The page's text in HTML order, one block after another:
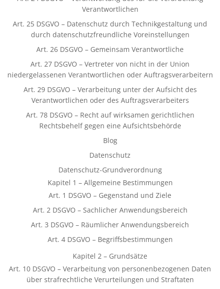
Verantwortlichen
Art. 25 DSGVO – Datenschutz durch Technikgestaltung und
durch datenschutzfreundliche Voreinstellungen
Art. 26 DSGVO – Gemeinsam Verantwortliche
Art. 27 DSGVO – Vertreter von nicht in der Union
niedergelassenen Verantwortlichen oder Auftragsverarbeitern
Art. 29 DSGVO – Verarbeitung unter der Aufsicht des
Verantwortlichen oder des Auftragsverarbeiters
Art. 78 DSGVO – Recht auf wirksamen gerichtlichen
Rechtsbehelf gegen eine Aufsichtsbehörde
Blog
Datenschutz
Datenschutz-Grundverordnung
Kapitel 1 – Allgemeine Bestimmungen
Art. 1 DSGVO – Gegenstand und Ziele
Art. 2 DSGVO – Sachlicher Anwendungsbereich
Art. 3 DSGVO – Räumlicher Anwendungsbereich
Art. 4 DSGVO – Begriffsbestimmungen
Kapitel 2 – Grundsätze
Art. 10 DSGVO – Verarbeitung von personenbezogenen Daten
über strafrechtliche Verurteilungen und Straftaten